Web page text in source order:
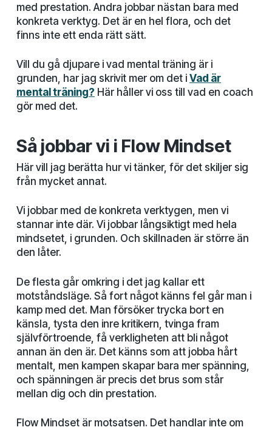
med prestation. Andra jobbar nästan bara med
konkreta verktyg. Det är en hel flora, och det
finns inte ett enda rätt sätt.
Vill du gå djupare i vad mental träning är i
grunden, har jag skrivit mer om det i Vad är
mental träning? Här håller vi oss till vad en coach
gör med det.
Så jobbar vi i Flow Mindset
Här vill jag berätta hur vi tänker, för det skiljer sig
från mycket annat.
Vi jobbar med de konkreta verktygen, men vi
stannar inte där. Vi jobbar långsiktigt med hela
mindsetet, i grunden. Och skillnaden är större än
den låter.
De flesta går omkring i det jag kallar ett
motståndsläge. Så fort något känns fel går man i
kamp med det. Man försöker trycka bort en
känsla, tysta den inre kritikern, tvinga fram
självförtroende, få verkligheten att bli något
annan än den är. Det känns som att jobba hårt
mentalt, men kampen skapar bara mer spänning,
och spänningen är precis det brus som står
mellan dig och din prestation.
Flow Mindset är motsatsen. Det handlar inte om